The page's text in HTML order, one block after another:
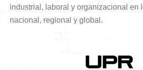
industrial, laboral y organizacional en
nacional, regional y global.